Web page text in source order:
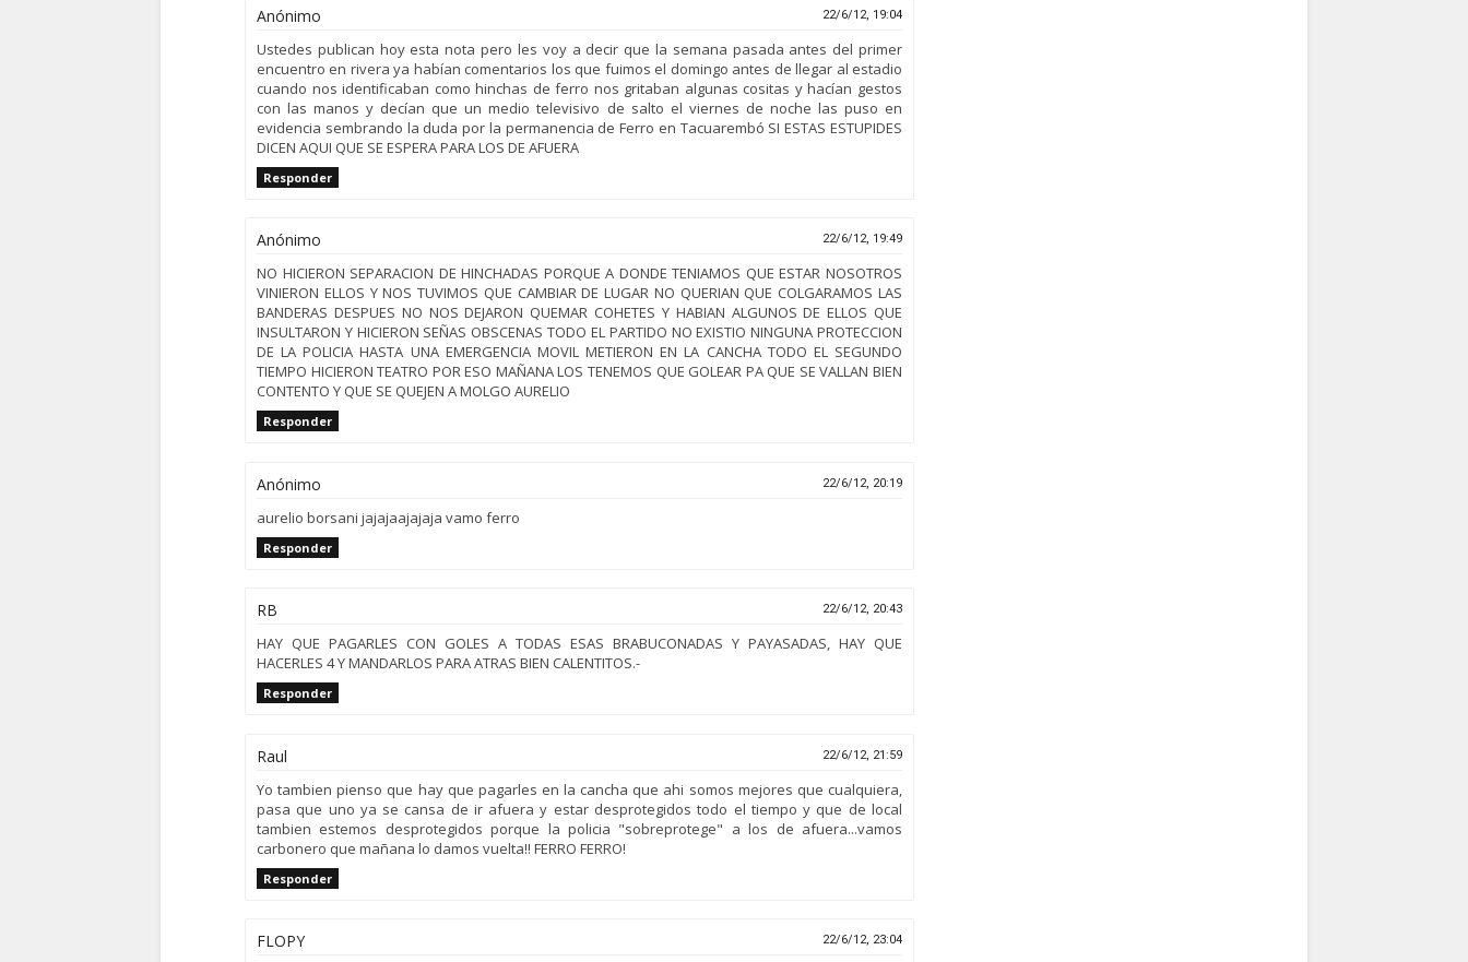
Anónimo 22/6/12, 19:04
Ustedes publican hoy esta nota pero les voy a decir que la semana pasada antes del primer
encuentro en rivera ya habían comentarios los que fuimos el domingo antes de llegar al estadio
cuando nos identificaban como hinchas de ferro nos gritaban algunas cositas y hacían gestos
con las manos y decían que un medio televisivo de salto el viernes de noche las puso en
evidencia sembrando la duda por la permanencia de Ferro en Tacuarembó SI ESTAS ESTUPIDES
DICEN AQUI QUE SE ESPERA PARA LOS DE AFUERA
Responder
Anónimo 22/6/12, 19:49
NO HICIERON SEPARACION DE HINCHADAS PORQUE A DONDE TENIAMOS QUE ESTAR NOSOTROS
VINIERON ELLOS Y NOS TUVIMOS QUE CAMBIAR DE LUGAR NO QUERIAN QUE COLGARAMOS LAS
BANDERAS DESPUES NO NOS DEJARON QUEMAR COHETES Y HABIAN ALGUNOS DE ELLOS QUE
INSULTARON Y HICIERON SEÑAS OBSCENAS TODO EL PARTIDO NO EXISTIO NINGUNA PROTECCION
DE LA POLICIA HASTA UNA EMERGENCIA MOVIL METIERON EN LA CANCHA TODO EL SEGUNDO
TIEMPO HICIERON TEATRO POR ESO MAÑANA LOS TENEMOS QUE GOLEAR PA QUE SE VALLAN BIEN
CONTENTO Y QUE SE QUEJEN A MOLGO AURELIO
Responder
Anónimo 22/6/12, 20:19
aurelio borsani jajajaajajaja vamo ferro
Responder
RB 22/6/12, 20:43
HAY QUE PAGARLES CON GOLES A TODAS ESAS BRABUCONADAS Y PAYASADAS, HAY QUE
HACERLES 4 Y MANDARLOS PARA ATRAS BIEN CALENTITOS.-
Responder
Raul 22/6/12, 21:59
Yo tambien pienso que hay que pagarles en la cancha que ahi somos mejores que cualquiera,
pasa que uno ya se cansa de ir afuera y estar desprotegidos todo el tiempo y que de local
tambien estemos desprotegidos porque la policia "sobreprotege" a los de afuera...vamos
carbonero que mañana lo damos vuelta!! FERRO FERRO!
Responder
FLOPY 22/6/12, 23:04